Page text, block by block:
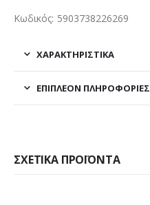
Κωδικός: 5903738226269
ΧΑΡΑΚΤΗΡΙΣΤΙΚΑ
ΕΠΙΠΛΈΟΝ ΠΛΗΡΟΦΟΡΊΕΣ
ΣΧΕΤΙΚΆ ΠΡΟΪΌΝΤΑ